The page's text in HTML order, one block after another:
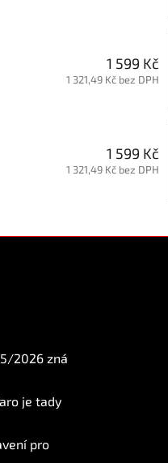
1 599 Kč
1 321,49 Kč bez DPH
1 599 Kč
1 321,49 Kč bez DPH
2026 zná
je tady
pro